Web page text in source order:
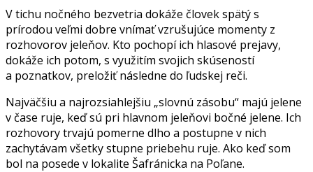
V tichu nočného bezvetria dokáže človek spätý s
prírodou veľmi dobre vnímať vzrušujúce momenty z
rozhovorov jeleňov. Kto pochopí ich hlasové prejavy,
dokáže ich potom, s využitím svojich skúseností
a poznatkov, preložiť následne do ľudskej reči.
Najväčšiu a najrozsiahlejšiu „slovnú zásobu“ majú jelene
v čase ruje, keď sú pri hlavnom jeleňovi bočné jelene. Ich
rozhovory trvajú pomerne dlho a postupne v nich
zachytávam všetky stupne priebehu ruje. Ako keď som
bol na posede v lokalite Šafránicka na Poľane.